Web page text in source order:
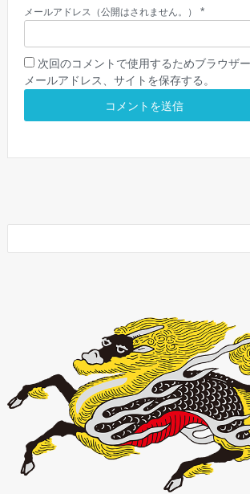
メールアドレス（公開はされません。） *
次回のコメントで使用するためブラウザー
メールアドレス、サイトを保存する。